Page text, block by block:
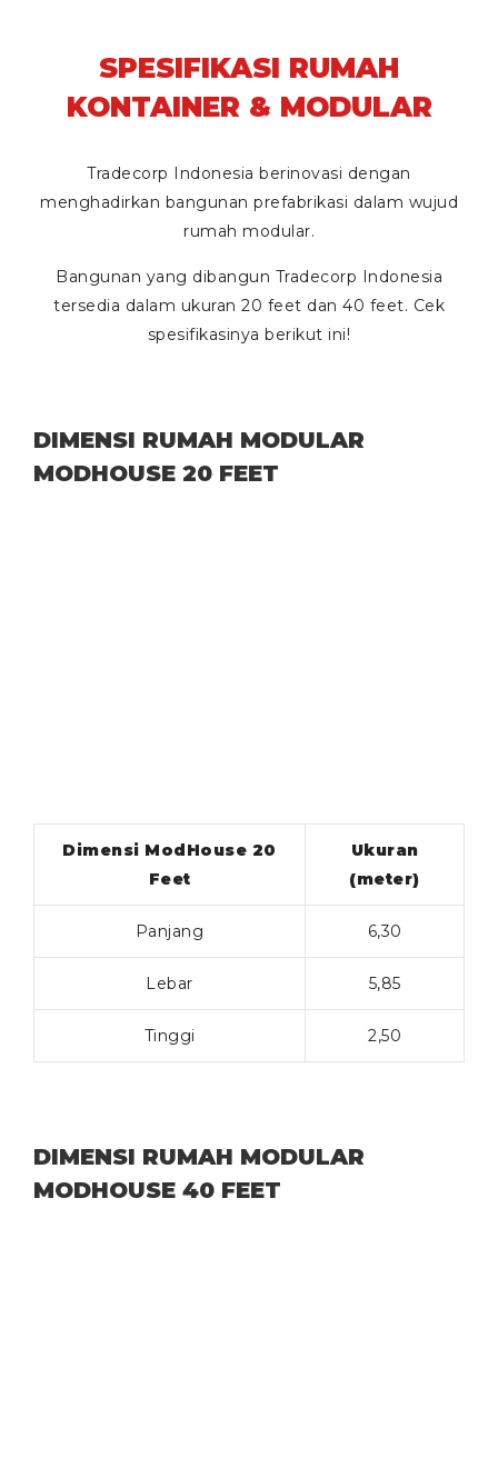
SPESIFIKASI RUMAH
KONTAINER & MODULAR
Tradecorp Indonesia berinovasi dengan
menghadirkan bangunan prefabrikasi dalam wujud
rumah modular.
Bangunan yang dibangun Tradecorp Indonesia
tersedia dalam ukuran 20 feet dan 40 feet. Cek
spesifikasinya berikut ini!
DIMENSI RUMAH MODULAR
MODHOUSE 20 FEET
Dimensi ModHouse 20
Feet
Ukuran
(meter)
Panjang 6,30
Lebar 5,85
Tinggi 2,50
DIMENSI RUMAH MODULAR
MODHOUSE 40 FEET